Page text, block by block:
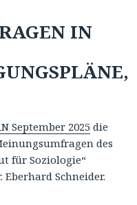
IN
September 2025die
des
für Soziologie“
Eberhard Schneider.